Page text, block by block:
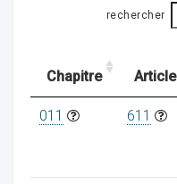
rechercher
Chapitre Article
011 611